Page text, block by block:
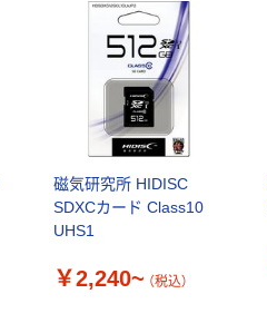
磁気研究所 HIDISC
SDXCカード Class10
UHS1
￥2,240~ （税込）